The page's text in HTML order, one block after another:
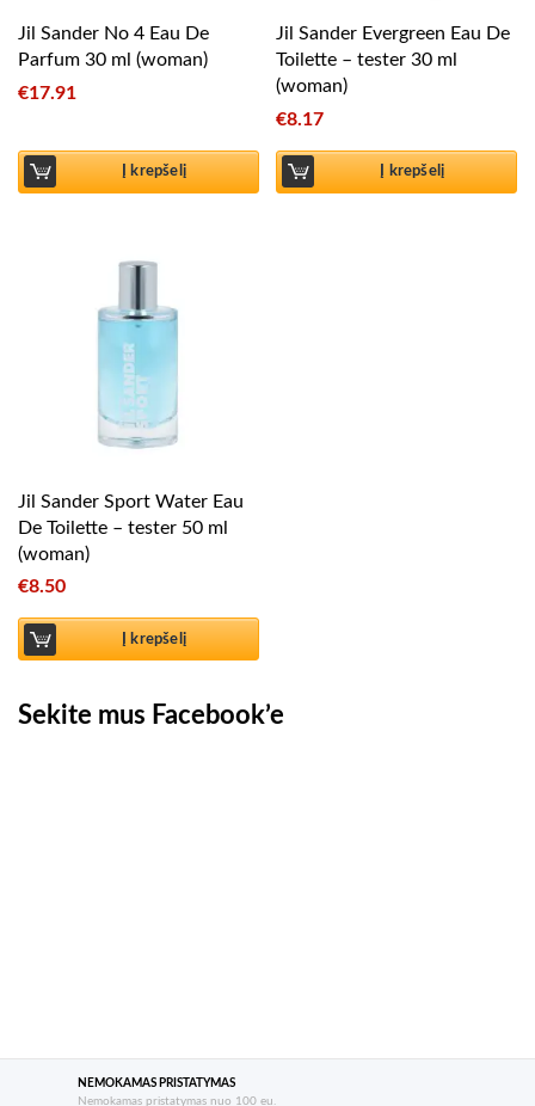
Jil Sander No 4 Eau De
Parfum 30 ml (woman)
€17.91
Į krepšelį
Jil Sander Evergreen Eau De
Toilette – tester 30 ml
(woman)
€8.17
Į krepšelį
Jil Sander Sport Water Eau
De Toilette – tester 50 ml
(woman)
€8.50
Į krepšelį
Sekite mus Facebook’e
NEMOKAMAS PRISTATYMAS
Nemokamas pristatymas nuo 100 eu.